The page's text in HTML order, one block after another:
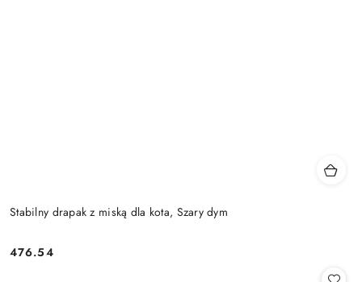
Stabilny drapak z miską dla kota, Szary dym
Cena:
476.54